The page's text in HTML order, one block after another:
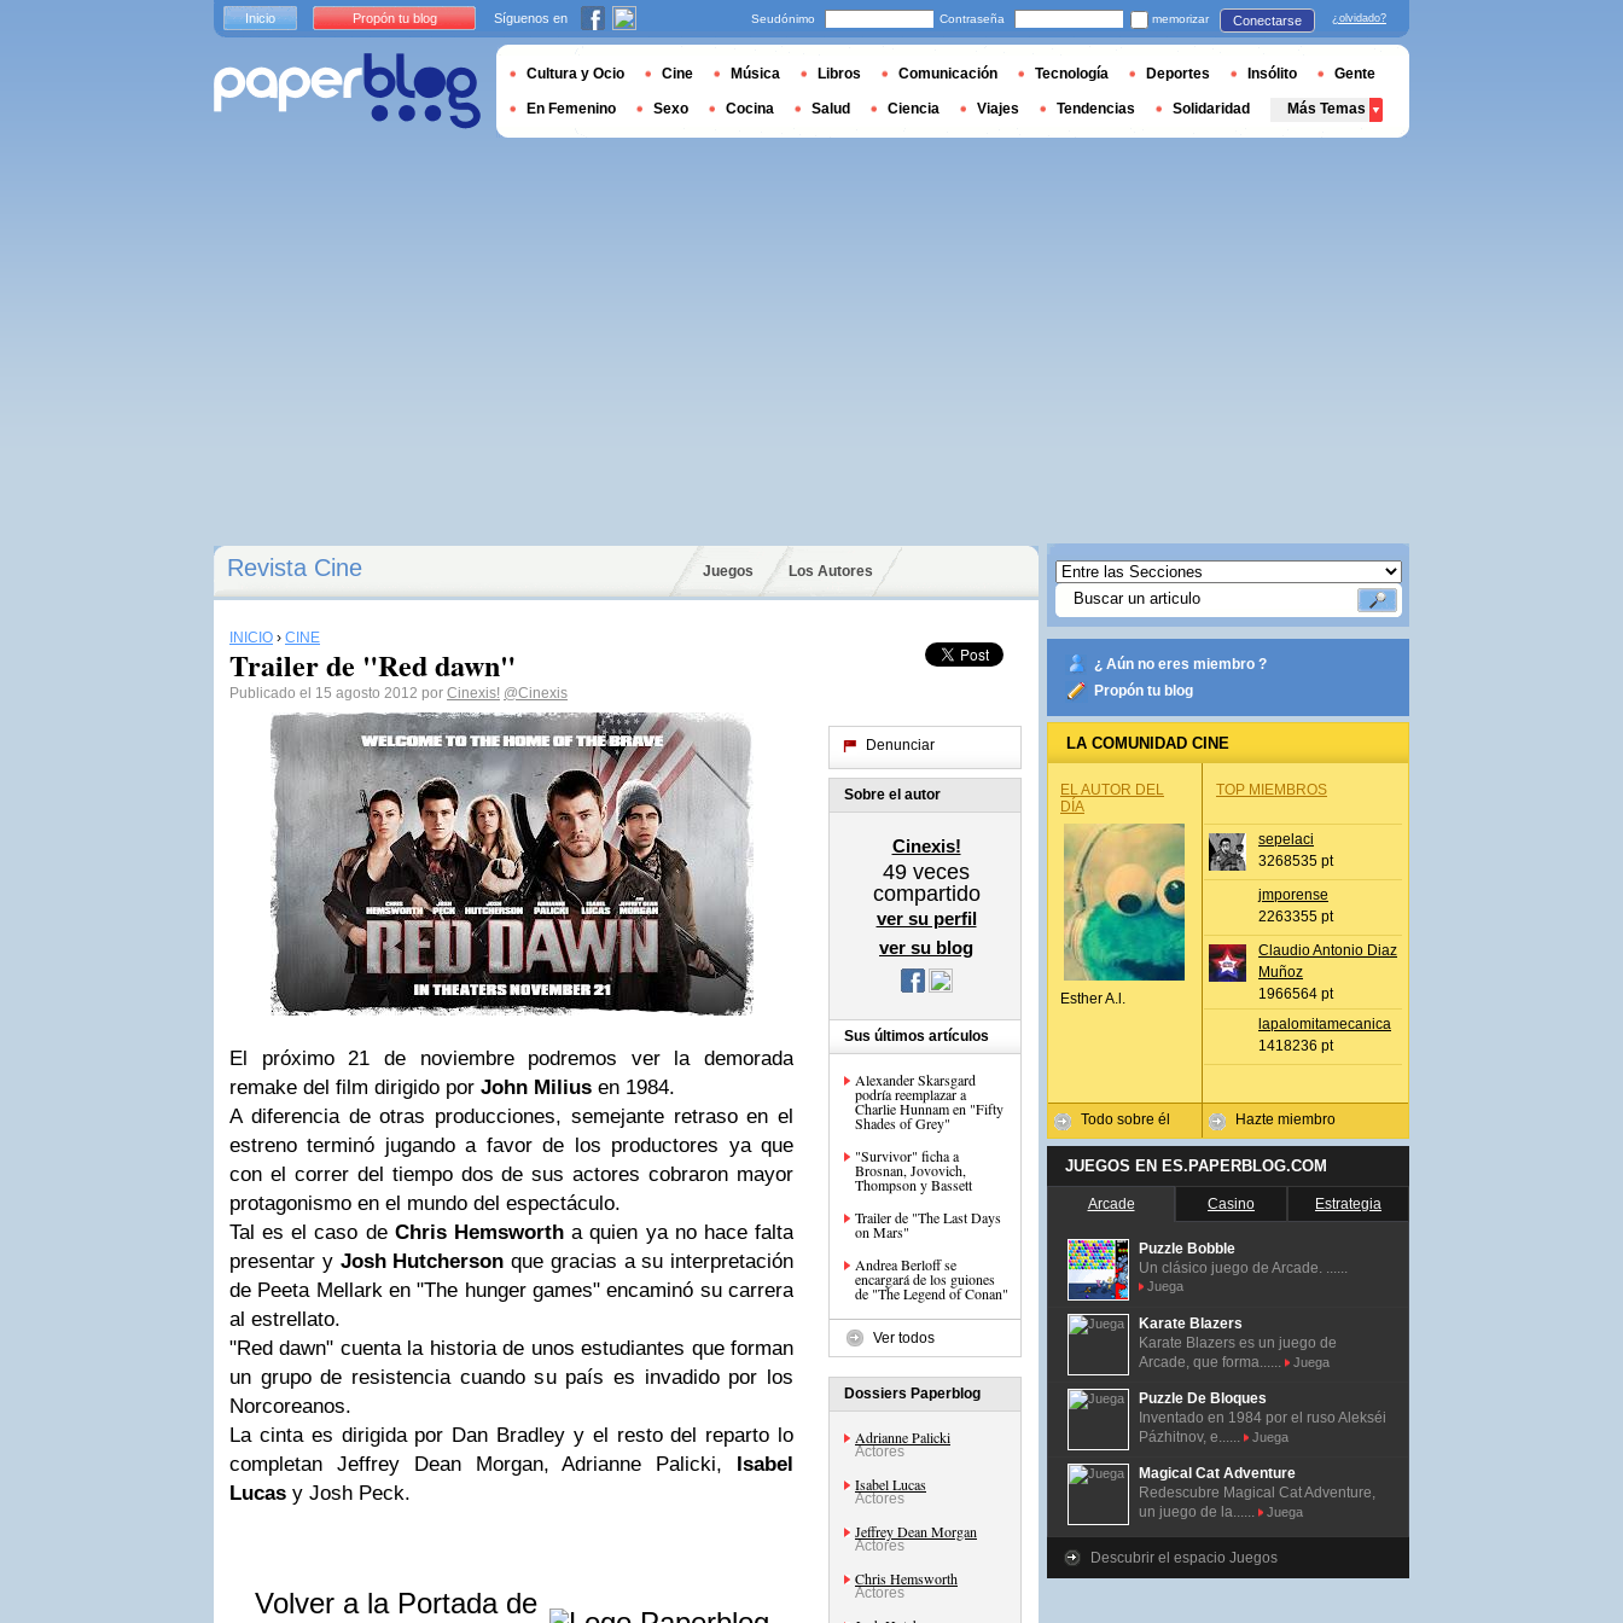
Revista Cine Juegos Los Autores
INICIO › CINE
Trailer de "Red dawn"
Publicado el 15 agosto 2012 por Cinexis! @Cinexis
El próximo 21 de noviembre podremos ver la demorada
remake del film dirigido por John Milius en 1984.
A diferencia de otras producciones, semejante retraso en el
estreno terminó jugando a favor de los productores ya que
con el correr del tiempo dos de sus actores cobraron mayor
protagonismo en el mundo del espectáculo.
Tal es el caso de Chris Hemsworth a quien ya no hace falta
presentar y Josh Hutcherson que gracias a su interpretación
de Peeta Mellark en "The hunger games" encaminó su carrera
al estrellato.
"Red dawn" cuenta la historia de unos estudiantes que forman
un grupo de resistencia cuando su país es invadido por los
Norcoreanos.
La cinta es dirigida por Dan Bradley y el resto del reparto lo
completan Jeffrey Dean Morgan, Adrianne Palicki, Isabel
Lucas y Josh Peck.
Volver a la Portada de
Denunciar
Sobre el autor
Cinexis!
49 veces
compartido
ver su perfil
ver su blog
Sus últimos artículos
Alexander Skarsgard
podría reemplazar a
Charlie Hunnam en "Fifty
Shades of Grey"
"Survivor" ficha a
Brosnan, Jovovich,
Thompson y Bassett
Trailer de "The Last Days
on Mars"
Andrea Berloff se
encargará de los guiones
de "The Legend of Conan"
Ver todos
Dossiers Paperblog
Adrianne Palicki
Actores
Isabel Lucas
Actores
Jeffrey Dean Morgan
Actores
Chris Hemsworth
Actores
¿ Aún no eres miembro ?
Propón tu blog
LA COMUNIDAD CINE
EL AUTOR DEL
DÍA
Esther A.l.
Todo sobre él
TOP MIEMBROS
sepelaci
3268535 pt
jmporense
2263355 pt
Claudio Antonio Diaz
Muñoz
1966564 pt
lapalomitamecanica
1418236 pt
Hazte miembro
JUEGOS EN ES.PAPERBLOG.COM
Arcade Casino Estrategia
Puzzle Bobble
Un clásico juego de Arcade. ......
Juega
Karate Blazers
Karate Blazers es un juego de
Arcade, que forma......
Juega
Puzzle De Bloques
Inventado en 1984 por el ruso Alekséi
Pázhitnov, e......
Juega
Magical Cat Adventure
Redescubre Magical Cat Adventure,
un juego de la......
Juega
Descubrir el espacio Juegos
Inicio Propón tu blog Síguenos en Seudónimo Contraseña memorizar Conectarse ¿olvidado?
Cultura y Ocio Cine Música Libros Comunicación Tecnología Deportes Insólito Gente
En Femenino Sexo Cocina Salud Ciencia Viajes Tendencias Solidaridad Más Temas